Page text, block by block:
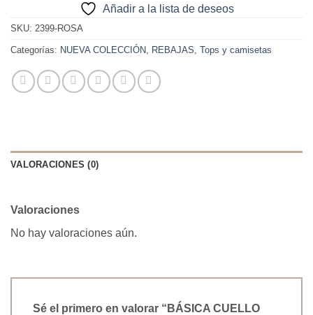
Añadir a la lista de deseos
SKU: 2399-ROSA
Categorías: NUEVA COLECCIÓN REBAJAS Tops y camisetas
VALORACIONES (0)
Valoraciones
No hay valoraciones aún.
Sé el primero en valorar “BÁSICA CUELLO